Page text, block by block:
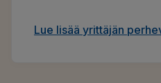
Lue lisää yrittäjän